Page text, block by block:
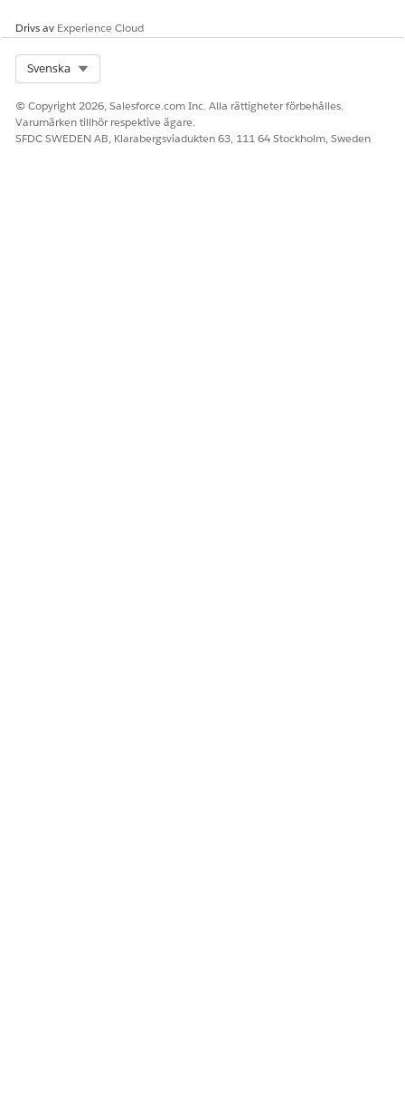
LÖSTE DENNA ARTIKEL DITT PROBLEM?
Ja Nej
Drivs av Experience Cloud
Svenska
© Copyright 2026, Salesforce.com Inc. Alla rättigheter förbehålles.
Varumärken tillhör respektive ägare.
SFDC SWEDEN AB, Klarabergsviadukten 63, 111 64 Stockholm, Sweden